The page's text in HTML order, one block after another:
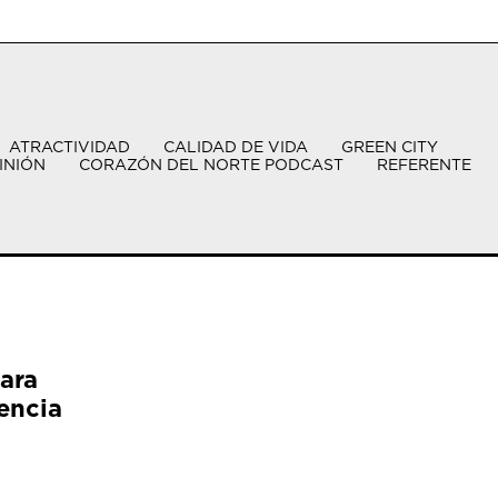
ATRACTIVIDAD CALIDAD DE VIDA
GREEN CITY
CORAZÓN DEL NORTE PODCAST REFERENTE